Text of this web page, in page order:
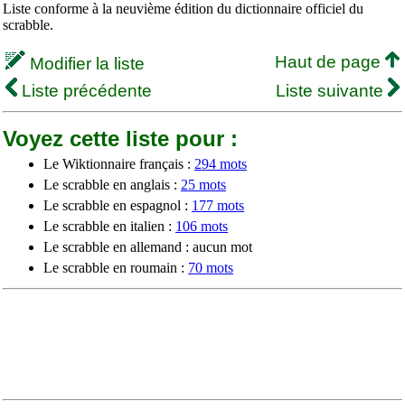
Liste conforme à la neuvième édition du dictionnaire officiel du
scrabble.
Modifier la liste
Haut de page
Liste précédente
Liste suivante
Voyez cette liste pour :
Le Wiktionnaire français : 294 mots
Le scrabble en anglais : 25 mots
Le scrabble en espagnol : 177 mots
Le scrabble en italien : 106 mots
Le scrabble en allemand : aucun mot
Le scrabble en roumain : 70 mots